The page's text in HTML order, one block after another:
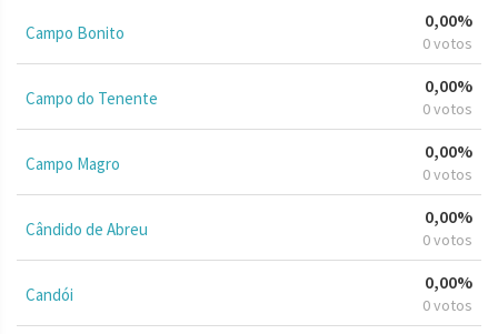
Campo Bonito
0,00%
0 votos
Campo do Tenente
0,00%
0 votos
Campo Magro
0,00%
0 votos
Cândido de Abreu
0,00%
0 votos
Candói
0,00%
0 votos